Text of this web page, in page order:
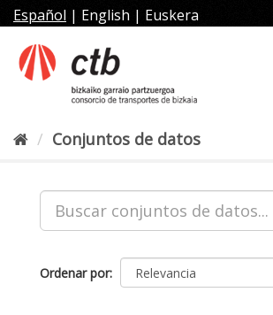
al
contenido
Español | English | Euskera
Conjuntos de datos
Ordenar por